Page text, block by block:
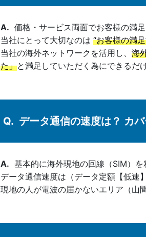
価格・サービス両面でお客様の満足
当社にとって大切なのは “お客様の満
当社の海外ネットワークを活用し、 海
た」と満足していただく為にできるだ
データ通信の速度は？ カ
基本的に海外現地の回線（SIM）
データ通信速度は（データ定額【低速
現地の人が電波の届かないエリア（山